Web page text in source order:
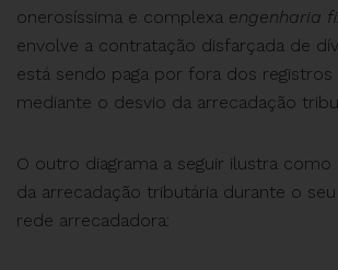
onerosíssima e complexa engenharia
envolve a contratação disfarçada de
está sendo paga por fora dos
mediante o desvio da arrecadação
O outro diagrama a seguir ilustra como
da arrecadação tributária durante o
rede arrecadadora: